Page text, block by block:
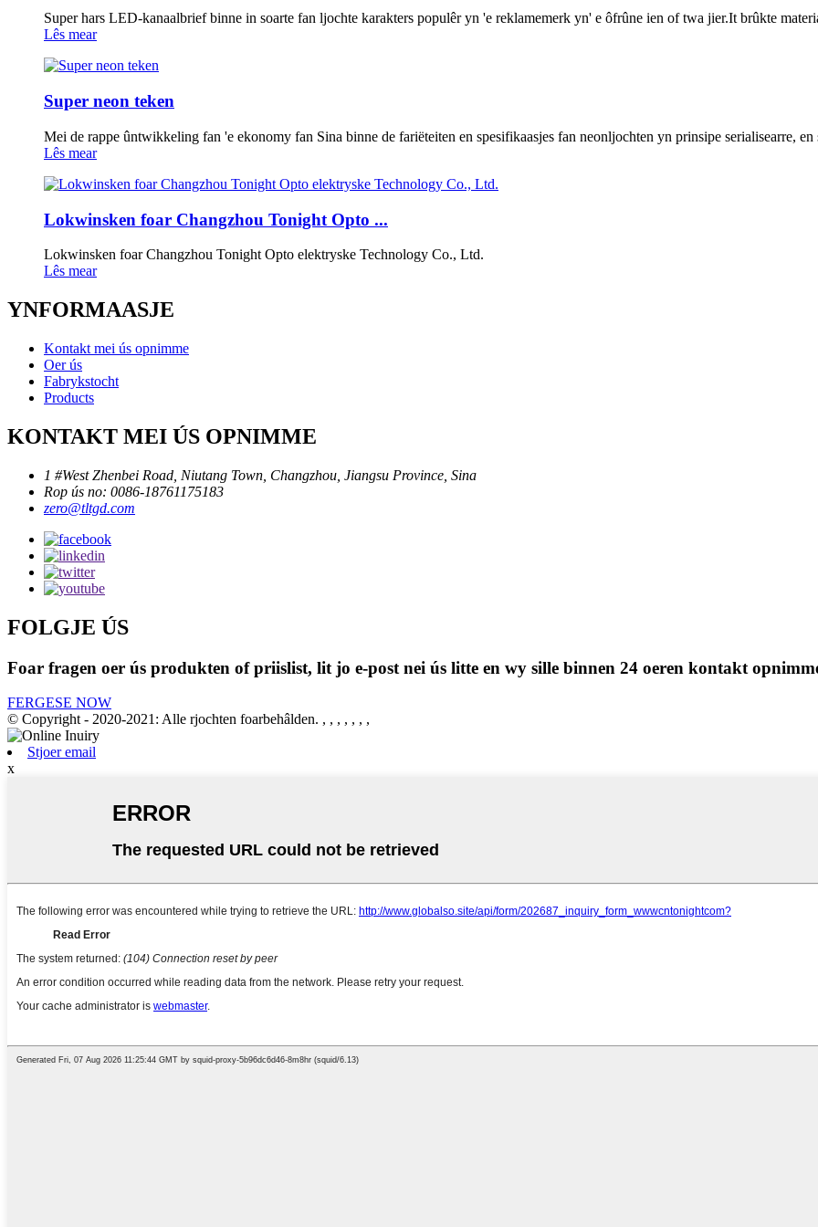
Super hars LED-kanaalbrief binne in soarte fan ljochte karakters populêr yn 'e reklamemerk yn' e ôfrûne ien of twa jier.It brûkte
Lês mear
Super neon teken
Mei de rappe ûntwikkeling fan 'e ekonomy fan Sina binne de fariëteiten en spesifikaasjes fan neonljochten yn prinsipe serialisearre,
Lês mear
Lokwinsken foar Changzhou Tonight Opto ...
Lokwinsken foar Changzhou Tonight Opto elektryske Technology Co., Ltd.
Lês mear
YNFORMAASJE
Kontakt mei ús opnimme
Oer ús
Fabrykstocht
Products
KONTAKT MEI ÚS OPNIMME
1 #West Zhenbei Road, Niutang Town, Changzhou, Jiangsu Province, Sina
Rop ús no: 0086-18761175183
zero@tltgd.com
FOLGJE ÚS
Foar fragen oer ús produkten of priislist, lit jo e-post nei ús litte en wy sille binnen 24 oeren kontakt
FERGESE NOW
© Copyright - 2020-2021: Alle rjochten foarbehâlden. , , , , , , ,
Stjoer email
x